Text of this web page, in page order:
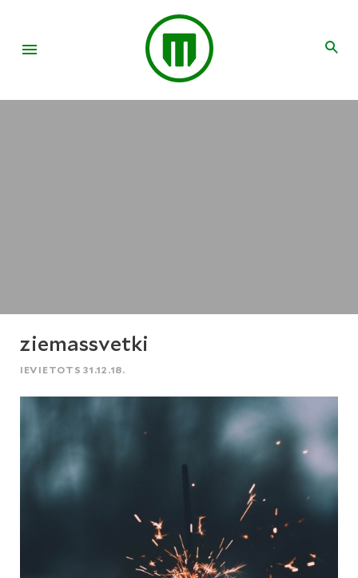
ziemassvetki
IEVIETOTS 31.12.18.